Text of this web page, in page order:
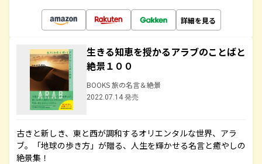
詳細を見る
生きる知恵を授かるアラブのことばと
絶景１００
BOOKS 旅の名言＆絶景
2022.07.14 発売
古きと新しき、東と西が調和するオリエンタルな世界、アラ
ブ。「地球の歩き方」が贈る、人生を輝かせる名言と癒やしの
絶景集！